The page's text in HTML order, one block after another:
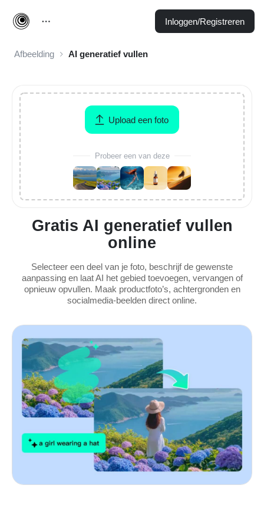
Inloggen/Registreren
Afbeelding AI generatief vullen
Gratis AI generatief vullen
online
Selecteer een deel van je foto, beschrijf de gewenste
aanpassing en laat AI het gebied toevoegen, vervangen of
opnieuw opvullen. Maak productfoto’s, achtergronden en
socialmedia-beelden direct online.
Upload een foto
Probeer een van deze